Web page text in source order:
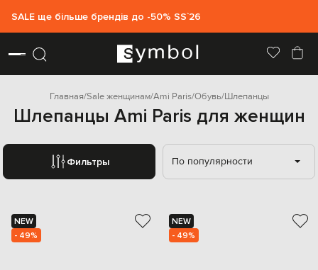
SALE ще більше брендів до -50% SS`26
Главная Sale женщинам Ami Paris Обувь Шлепанцы
Шлепанцы Ami Paris для женщин
Фильтры По популярности
NEW
- 49%
NEW
- 49%